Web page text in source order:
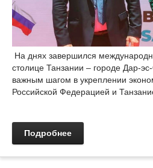
На днях завершился
столице Танзании – городе Дар-
важным шагом в укреплении
Российской Федерацией и
Подробнее